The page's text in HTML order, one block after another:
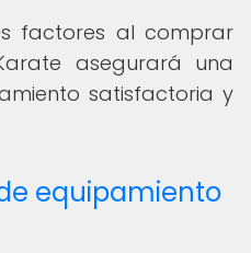
factores al comprar
asegurará una
satisfactoria y
equipamiento